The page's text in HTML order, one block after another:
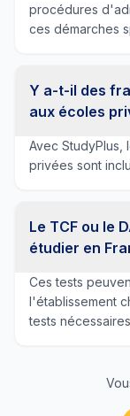
procédures
ces démarches
Y a-t-il des
aux écoles
Avec StudyPlus,
privées sont
Le TCF ou le
étudier en
Ces tests
l'établissement
tests